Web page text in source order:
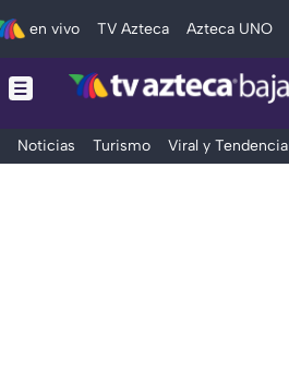
en vivo TV Azteca Azteca UNO
Noticias Turismo Viral y Tendencia